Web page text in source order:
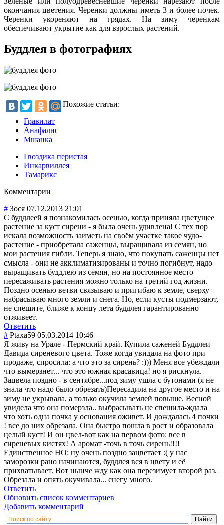
окончания цветения. Черенки должны иметь 3 и более почек.
Черенки укореняют на грядах. На зиму черенкам
обеспечивают укрытие как для взрослых растений.
Буддлея в фотографиях
Похожие статьи:
Гравилат
Анафалис
Мшанка
Гвоздика перистая
Инкарвиллея
Тамарикс
Комментарии
# Зося 07.12.2013 21:01
С буддлеей я познакомилась осенью, когда приняла цветущее
растение за куст сирени - я была очень удивлена! С тех пор
искала возможность заиметь на своём участке такое чудо-
растение - приобретала саженцы, выращивала из семян, но
мои растения гибли. Теперь я знаю, что покупать саженцы нет
смысла - они не акклиматизированы и точно погибнут, надо
выращивать буддлею из семян, но на постоянное место
пересаживать растения можно только на третий год жизни.
Поздно осенью ветви связываю и пригибаю к земле, сверху
набрасываю много земли и снега. Но, если кусты подмерзают,
не спешите, ближе к концу лета буддлея гарантированно
отживеет.
Ответить
# Ptaxa59 05.03.2014 10:46
Я живу на Урале - Пермский край. Купила саженей Буддлеи
Давида сиреневого цвета. Тоже когда увидала на фото при
продаже, спросила: а что это за сирень? :))) Меня все убеждали
что вымерзнет... что это южная красавица! но я рискнула.
Зацвела поздно - в сентябре...под зиму ушла с бутонами (я не
знала что надо было обрезать)Пересадила на другое место и на
зиму не укрывала, а только окучила землей повыше. Весной
увидела что она померзла.. выбрасывать не спешила-ждала
что хоть одна почка у основания оживет. И дождалась 4 почки
! все до них обрезала. Она быстро пошла в рост и образовала
целый куст! И он цвел-вот как на первом фото: все в
сиреневых кистях! А аромат -точь в точь сирень!!!!
Единственное НО: ну очень поздно зацветает :( у нас
заморозки рано начинаются, буддлея вся в цвету и её
прихватывает. Вот нынче жду как она перезимует второй раз.
Обрезала и опять окучивала... снегу много.
Ответить
Обновить список комментариев
Добавить комментарий